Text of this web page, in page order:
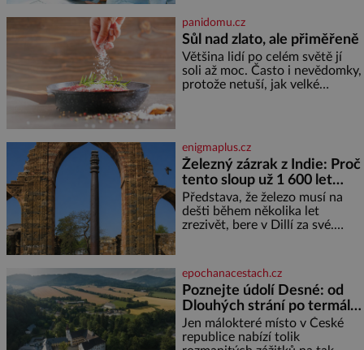
nejtěžších věcí na světě. Ale
každý, kdo s tím má nějaké
zkušenosti, se zapřísahá, že
pokud odpustíte, znatelně se
vám uleví. Když se ke mně
doneslo, že si manžel pořídil
panidomu.cz
Sůl nad zlato, ale přiměřeně
Většina lidí po celém světě jí
soli až moc. Často i nevědomky,
protože netuší, jak velké
sladkých. Sůl je zdravá Ale v
ani ne třetinovém množství, než
je pro většinu populace běžné.
Její základní složky– sodík a
chlór – jsou zásadní pro
správné hospodaření
enigmaplus.cz
Železný zázrak z Indie: Proč
tento sloup už 1 600 let
nezná rez?
Představa, že železo musí na
dešti během několika let
zrezivět, bere v Dillí za své.
železný sloup, který už přibližně
1 600 let odolává počasí
epochanacestach.cz
Poznejte údolí Desné: od
Dlouhých strání po termální
prameny
Jen málokteré místo v České
republice nabízí tolik